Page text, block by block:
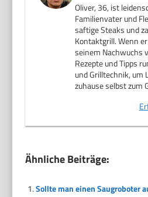
Oliver, 36, ist
Familienvater und
saftige Steaks und
Kontaktgrill. Wenn
seinem Nachwuchs
Rezepte und Tipps
und Grilltechnik, um
zuhause selbst zum
Ähnliche Beiträge:
Sollte man einen Saugroboter